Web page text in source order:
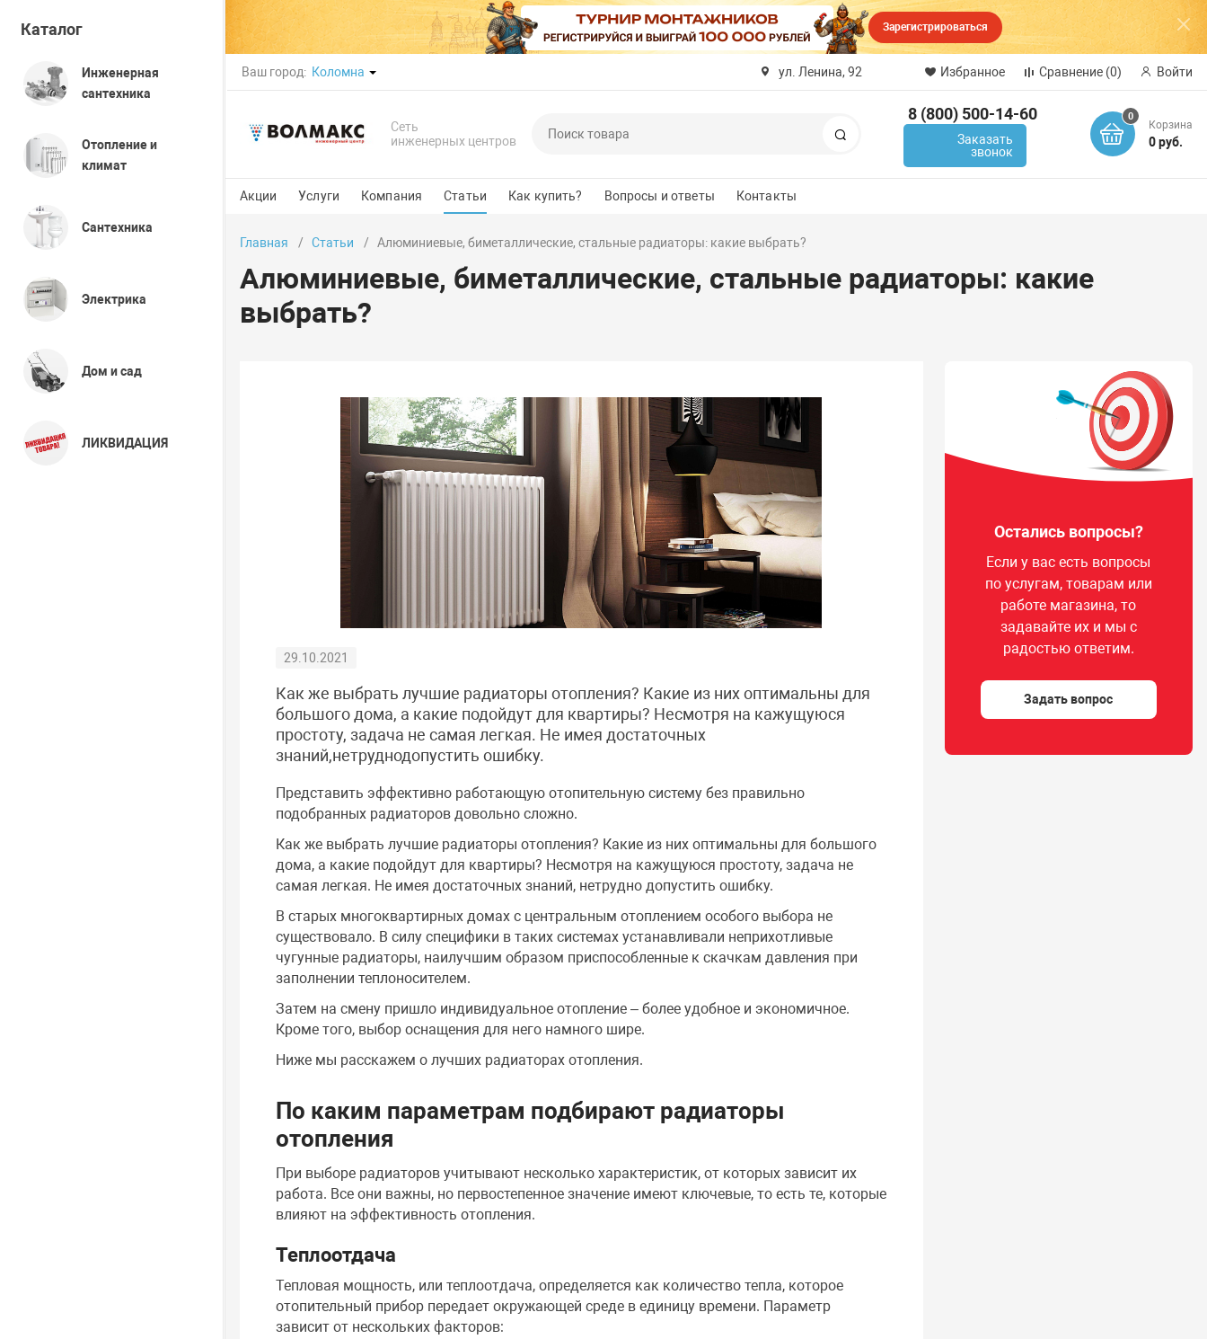
Зарегистрироваться
Ваш город: Коломна ул. Ленина, 92 Избранное Сравнение (0) Войти
Сеть
инженерных центров
8 (800) 500-14-60
Заказать
звонок
0
Корзина
0 руб.
Акции Услуги Компания Статьи Как купить? Вопросы и ответы Контакты
Каталог
Инженерная
сантехника
Отопление и
климат
Сантехника
Электрика
Дом и сад
ЛИКВИДАЦИЯ
Главная Статьи Алюминиевые, биметаллические, стальные радиаторы: какие выбрать?
Алюминиевые, биметаллические, стальные радиаторы: какие
выбрать?
29.10.2021
Как же выбрать лучшие радиаторы отопления? Какие из них оптимальны для
большого дома, а какие подойдут для квартиры? Несмотря на кажущуюся
простоту, задача не самая легкая. Не имея достаточных
знаний,нетруднодопустить ошибку.
Представить эффективно работающую отопительную систему без правильно
подобранных радиаторов довольно сложно.
Как же выбрать лучшие радиаторы отопления? Какие из них оптимальны для большого
дома, а какие подойдут для квартиры? Несмотря на кажущуюся простоту, задача не
самая легкая. Не имея достаточных знаний, нетрудно допустить ошибку.
В старых многоквартирных домах с центральным отоплением особого выбора не
существовало. В силу специфики в таких системах устанавливали неприхотливые
чугунные радиаторы, наилучшим образом приспособленные к скачкам давления при
заполнении теплоносителем.
Затем на смену пришло индивидуальное отопление – более удобное и экономичное.
Кроме того, выбор оснащения для него намного шире.
Ниже мы расскажем о лучших радиаторах отопления.
По каким параметрам подбирают радиаторы
отопления
При выборе радиаторов учитывают несколько характеристик, от которых зависит их
работа. Все они важны, но первостепенное значение имеют ключевые, то есть те, которые
влияют на эффективность отопления.
Теплоотдача
Тепловая мощность, или теплоотдача, определяется как количество тепла, которое
отопительный прибор передает окружающей среде в единицу времени. Параметр
зависит от нескольких факторов:
Остались вопросы?
Если у вас есть вопросы
по услугам, товарам или
работе магазина, то
задавайте их и мы с
радостью ответим.
Задать вопрос